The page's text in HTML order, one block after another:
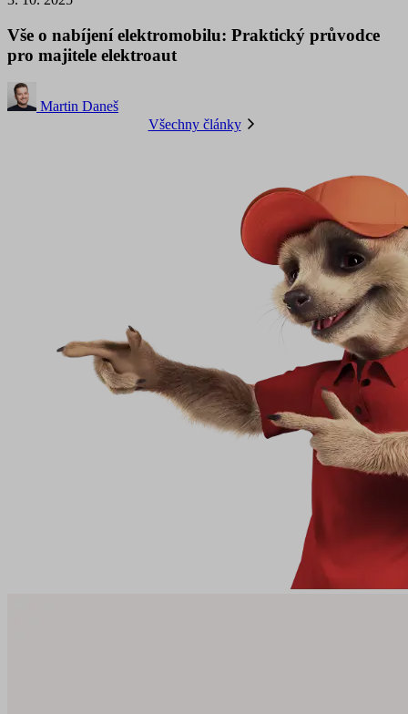
Vše o nabíjení elektromobilu: Praktický průvodce
pro majitele elektroaut
Martin Daneš
Všechny články